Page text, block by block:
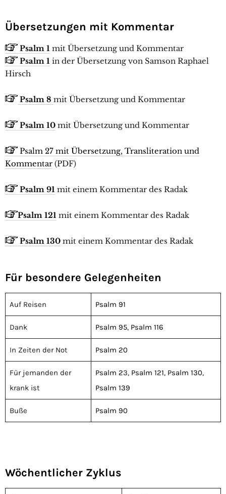
Übersetzungen mit Kommentar
Psalm 1 mit Übersetzung und Kommentar
Psalm 1 in der Übersetzung von Samson Raphael
Hirsch
Psalm 8 mit Übersetzung und Kommentar
Psalm 10 mit Übersetzung und Kommentar
Psalm 27 mit Übersetzung, Transliteration und
Kommentar (PDF)
Psalm 91 mit einem Kommentar des Radak
Psalm 121 mit einem Kommentar des Radak
Psalm 130 mit einem Kommentar des Radak
Für besondere Gelegenheiten
Auf Reisen Psalm 91
Dank Psalm 95, Psalm 116
In Zeiten der Not Psalm 20
Für jemanden der
krank ist
Psalm 23, Psalm 121, Psalm 130,
Psalm 139
Buße Psalm 90
Wöchentlicher Zyklus